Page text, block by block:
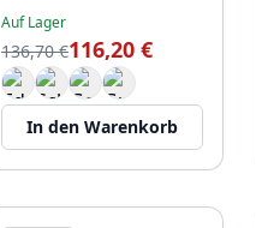
Auf Lager
136,70 €116,20 €
In den Warenkorb